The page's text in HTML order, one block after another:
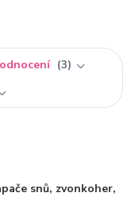
3
snů, zvonkoher,